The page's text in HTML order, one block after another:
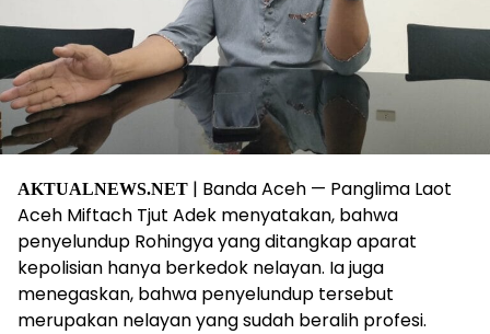
AKTUALNEWS.NET | Banda Aceh — Panglima Laot
Aceh Miftach Tjut Adek menyatakan, bahwa
penyelundup Rohingya yang ditangkap aparat
kepolisian hanya berkedok nelayan. Ia juga
menegaskan, bahwa penyelundup tersebut
merupakan nelayan yang sudah beralih profesi.